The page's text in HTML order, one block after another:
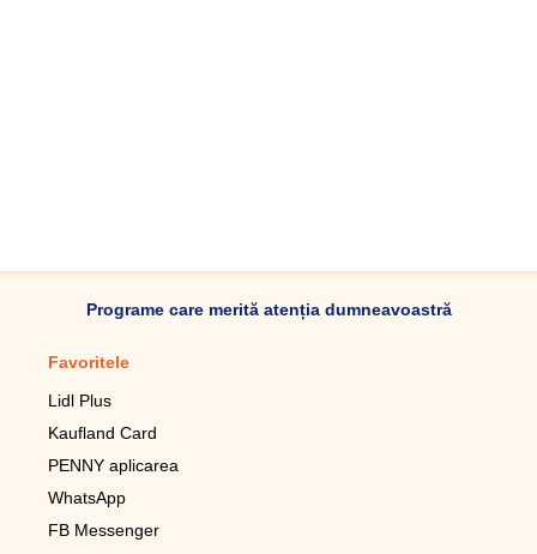
Programe care merită atenția dumneavoastră
Favoritele
Lidl Plus
Kaufland Card
PENNY aplicarea
WhatsApp
FB Messenger